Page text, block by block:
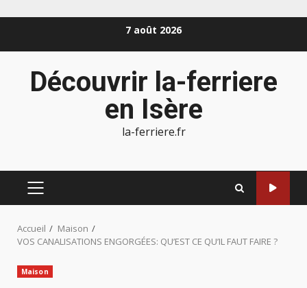
7 août 2026
Découvrir la-ferriere
en Isère
la-ferriere.fr
MENU
Accueil
Maison
VOS CANALISATIONS ENGORGÉES: QU’EST CE QU’IL FAUT FAIRE ?
Maison